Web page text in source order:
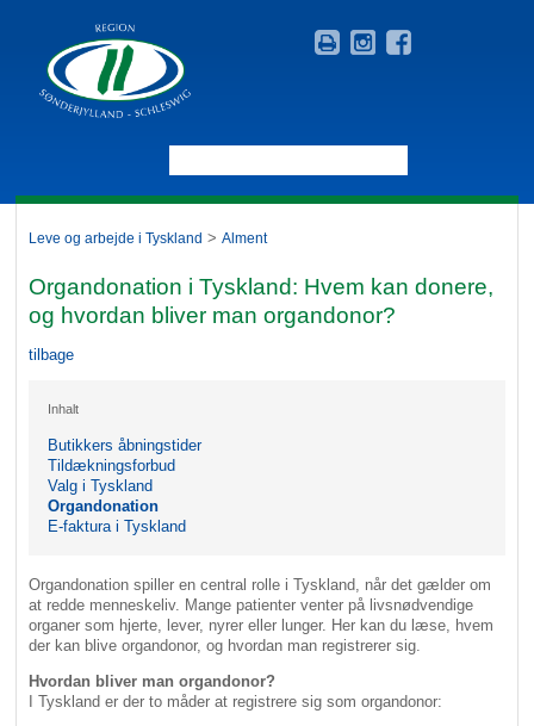
Leve og arbejde i Tyskland > Alment
Organdonation i Tyskland: Hvem kan donere,
og hvordan bliver man organdonor?
tilbage
Inhalt
Butikkers åbningstider
Tildækningsforbud
Valg i Tyskland
Organdonation
E-faktura i Tyskland
Organdonation spiller en central rolle i Tyskland, når det gælder om
at redde menneskeliv. Mange patienter venter på livsnødvendige
organer som hjerte, lever, nyrer eller lunger. Her kan du læse, hvem
der kan blive organdonor, og hvordan man registrerer sig.
Hvordan bliver man organdonor?
I Tyskland er der to måder at registrere sig som organdonor: